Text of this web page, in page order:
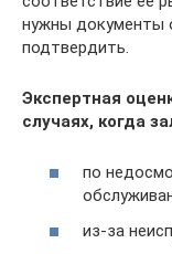
нужны документы
подтвердить.
Экспертная
случаях, когда
по
из-за